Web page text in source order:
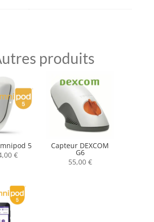
produits
5
€
Capteur DEXCOM
G6
55,00 €